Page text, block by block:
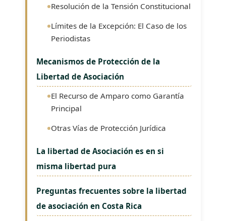
Resolución de la Tensión Constitucional
Límites de la Excepción: El Caso de los
Periodistas
Mecanismos de Protección de la
Libertad de Asociación
El Recurso de Amparo como Garantía
Principal
Otras Vías de Protección Jurídica
La libertad de Asociación es en si
misma libertad pura
Preguntas frecuentes sobre la libertad
de asociación en Costa Rica